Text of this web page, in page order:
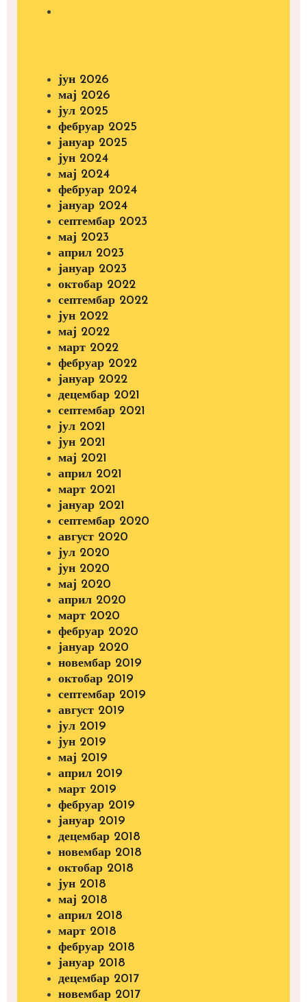
јун 2026
мај 2026
јул 2025
фебруар 2025
јануар 2025
јун 2024
мај 2024
фебруар 2024
јануар 2024
септембар 2023
мај 2023
април 2023
јануар 2023
октобар 2022
септембар 2022
јун 2022
мај 2022
март 2022
фебруар 2022
јануар 2022
децембар 2021
септембар 2021
јул 2021
јун 2021
мај 2021
април 2021
март 2021
јануар 2021
септембар 2020
август 2020
јул 2020
јун 2020
мај 2020
април 2020
март 2020
фебруар 2020
јануар 2020
новембар 2019
октобар 2019
септембар 2019
август 2019
јул 2019
јун 2019
мај 2019
април 2019
март 2019
фебруар 2019
јануар 2019
децембар 2018
новембар 2018
октобар 2018
јун 2018
мај 2018
април 2018
март 2018
фебруар 2018
јануар 2018
децембар 2017
новембар 2017